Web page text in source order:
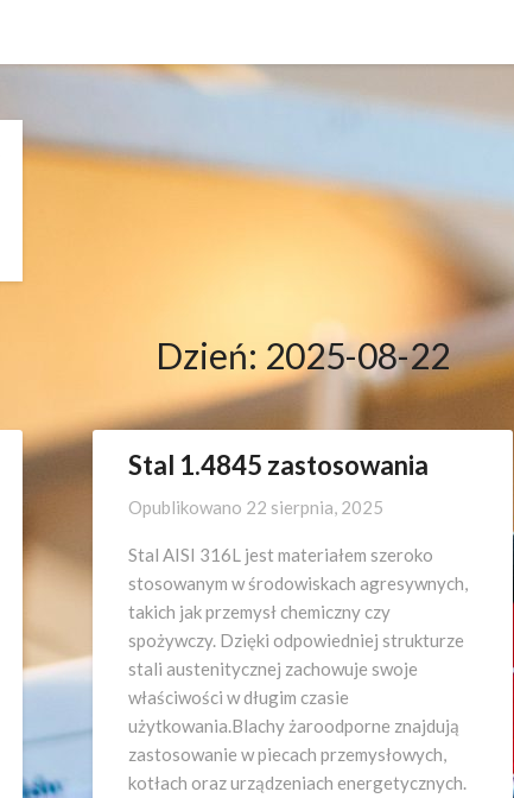
Dzień: 2025-08-22
Stal 1.4845 zastosowania
Opublikowano 22 sierpnia, 2025
Stal AISI 316L jest materiałem szeroko
stosowanym w środowiskach agresywnych,
takich jak przemysł chemiczny czy
spożywczy. Dzięki odpowiedniej strukturze
stali austenitycznej zachowuje swoje
właściwości w długim czasie
użytkowania.Blachy żaroodporne znajdują
zastosowanie w piecach przemysłowych,
kotłach oraz urządzeniach energetycznych.